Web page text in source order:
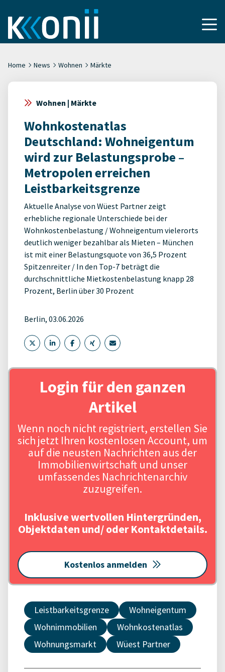
Home News Wohnen Märkte
Wohnen | Märkte
Wohnkostenatlas
Deutschland: Wohneigentum
wird zur Belastungsprobe –
Metropolen erreichen
Leistbarkeitsgrenze
Aktuelle Analyse von Wüest Partner zeigt
erhebliche regionale Unterschiede bei der
Wohnkostenbelastung / Wohneigentum vielerorts
deutlich weniger bezahlbar als Mieten – München
ist mit einer Belastungsquote von 36,5 Prozent
Spitzenreiter / In den Top-7 beträgt die
durchschnittliche Mietkostenbelastung knapp 28
Prozent, Berlin über 30 Prozent
Berlin, 03.06.2026
Login für den ganzen
Artikel
Wenn noch nicht registriert, erstellen Sie
sich jetzt Ihren kostenlosen Account, um
auf die neusten Nachrichten aus der
Immobilienwirtschaft und unser
umfassendes Nachrichtenarchiv
zuzugreifen.
Inklusive wertvollen Hintergründen,
Objektdaten und/ oder Kontaktdetails.
Kostenlos anmelden
Leistbarkeitsgrenze
Wohneigentum
Wohnimmobilien
Wohnkostenatlas
Wohnungsmarkt
Wüest Partner